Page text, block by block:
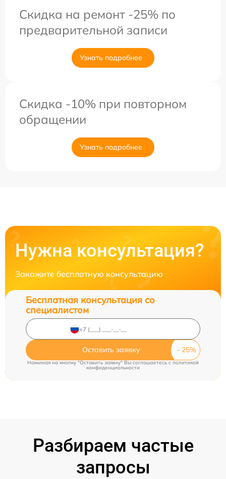
Скидка на ремонт -25% по
предварительной записи
Узнать подробнее
Скидка -10% при повторном
обращении
Узнать подробнее
Нужна консультация?
Закажите бесплатную консультацию
Бесплатная консультация со
специалистом
Оставить заявку
Нажимая на кнопку "Оставить заявку" Вы соглашаетесь c политикой
конфиденциальности
Разбираем частые
запросы